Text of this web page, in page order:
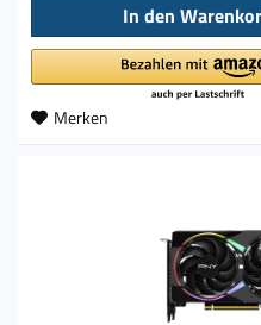
In den
Merken